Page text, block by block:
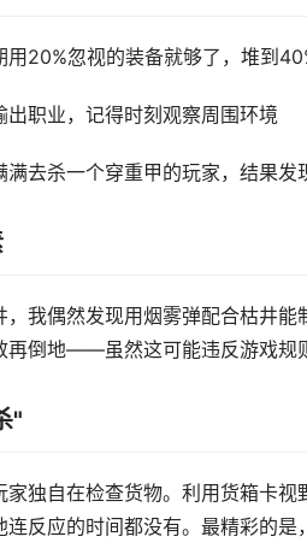
用20%忽视的装备就够了，堆到
职业，记得时刻观察周围环境
去杀一个穿重甲的玩家，结果
我偶然发现用烟雾弹配合枯井
再倒地——虽然这可能违反游戏规
"
独自在检查货物。利用货箱卡
反应的时间都没有。最精彩的